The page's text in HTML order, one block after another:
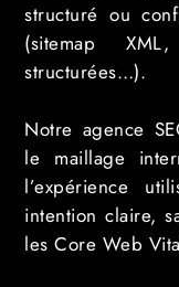
structuré ou
(sitemap
structurées…).
Notre agence
le maillage
l’expérience
intention claire,
les Core Web